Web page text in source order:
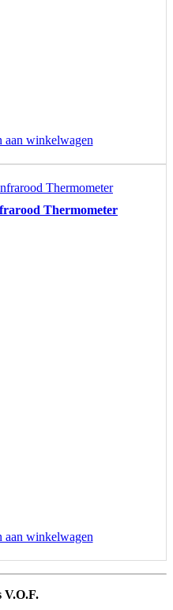
aan winkelwagen
Thermometer
aan winkelwagen
V.O.F.